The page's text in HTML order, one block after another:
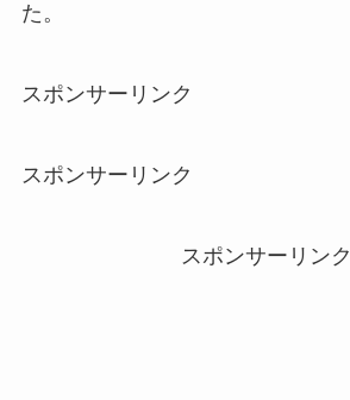
た。
スポンサーリンク
スポンサーリンク
スポンサーリンク